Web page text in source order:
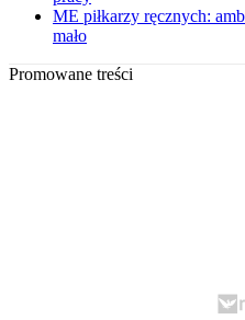
ME piłkarzy ręcznych:
mało
Promowane treści